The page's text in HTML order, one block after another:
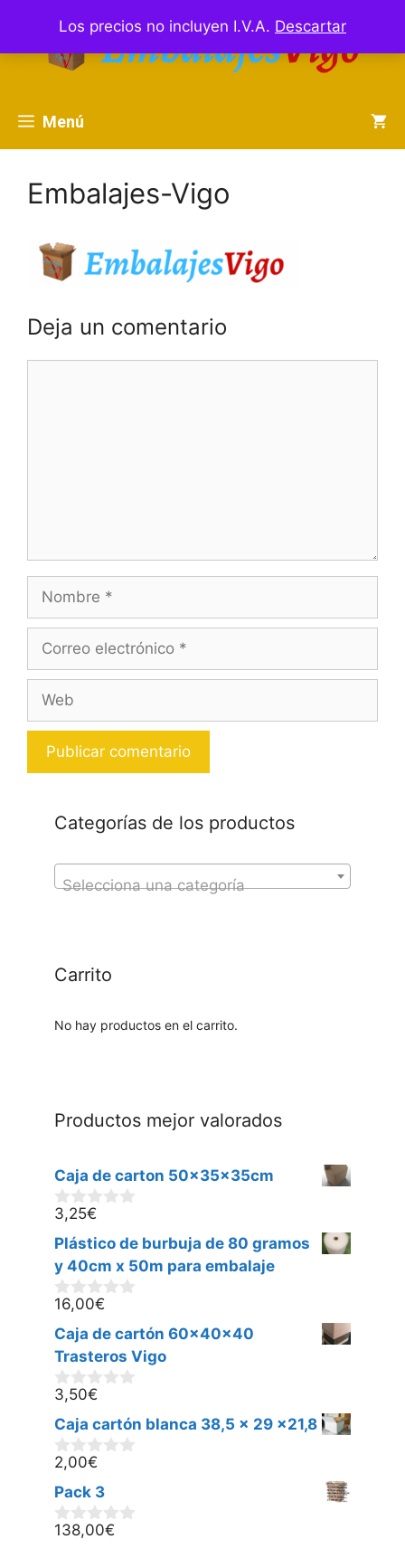
Los precios no incluyen I.V.A. Descartar
contenido
Menú
Embalajes-Vigo
Deja un comentario
Nombre
Correo
Web
Categorías de los productos
Selecciona una categoría
Carrito
No hay productos en el carrito.
Productos mejor valorados
Caja de carton 50x35x35cm
0
d
e
5
3,25€
Plástico de burbuja de 80 gramos
y 40cm x 50m para embalaje
0
d
e
5
16,00€
Caja de cartón 60x40x40
Trasteros Vigo
0
d
e
5
3,50€
Caja cartón blanca 38,5 x 29 x21,8
0
d
e
5
2,00€
Pack 3
0
138,00€